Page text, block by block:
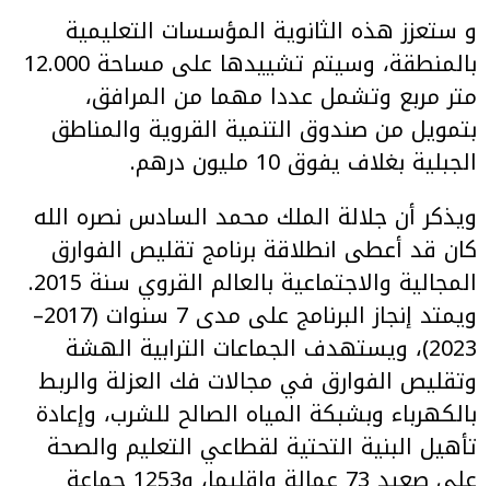
و ستعزز هذه الثانوية المؤسسات التعليمية
بالمنطقة، وسيتم تشييدها على مساحة 12.000
متر مربع وتشمل عددا مهما من المرافق،
بتمويل من صندوق التنمية القروية والمناطق
الجبلية بغلاف يفوق 10 مليون درهم.
ويذكر أن جلالة الملك محمد السادس نصره الله
كان قد أعطى انطلاقة برنامج تقليص الفوارق
المجالية والاجتماعية بالعالم القروي سنة 2015.
ويمتد إنجاز البرنامج على مدى 7 سنوات (2017–
2023)، ويستهدف الجماعات الترابية الهشة
وتقليص الفوارق في مجالات فك العزلة والربط
بالكهرباء وبشبكة المياه الصالح للشرب، وإعادة
تأهيل البنية التحتية لقطاعي التعليم والصحة